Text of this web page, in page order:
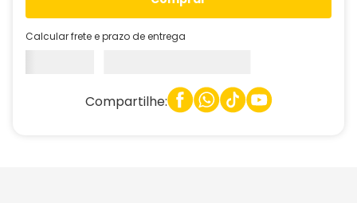
Calcular frete e prazo de entrega
Compartilhe: